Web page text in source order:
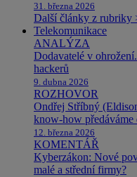
31. března 2026
Další články z rubriky
Telekomunikace
ANALÝZA
Dodavatelé v
hackerů
9. dubna 2026
ROZHOVOR
Ondřej Stříbný
know-how předáváme
12. března 2026
KOMENTÁŘ
Kyberzákon: Nové
malé a střední firmy?